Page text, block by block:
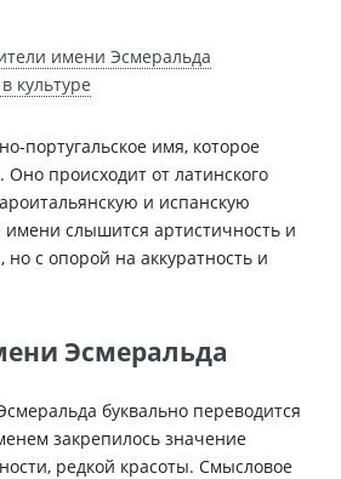
имени Эсмеральда
культуре
португальское имя, которое
Оно происходит от латинского
и испанскую
слышится артистичность и
но с опорой на аккуратность и
Эсмеральда
буквально переводится
закрепилось значение
редкой красоты. Смысловое